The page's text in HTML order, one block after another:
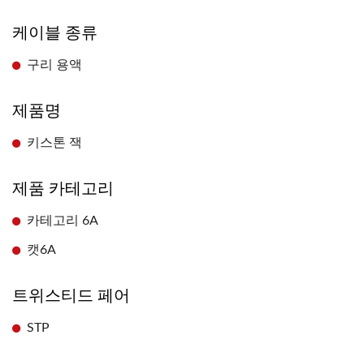
케이블 종류
구리 용액
제품명
키스톤 잭
제품 카테고리
카테고리 6A
캣6A
트위스티드 페어
STP